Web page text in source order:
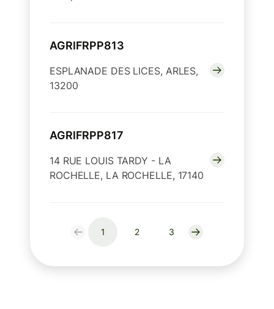
AGRIFRPP813
ESPLANADE DES LICES, ARLES,
13200
AGRIFRPP817
14 RUE LOUIS TARDY - LA
ROCHELLE, LA ROCHELLE, 17140
1 2 3